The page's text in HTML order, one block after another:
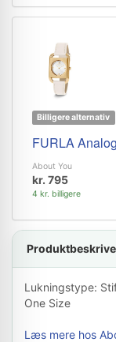
Billigere alternativ
FURLA
About You
kr. 795
4 kr. billigere
Lukningstype:
One Size
Læs mere hos